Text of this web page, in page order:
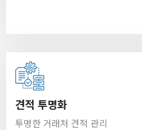
견적 투명화
투명한 거래처 견적 관리